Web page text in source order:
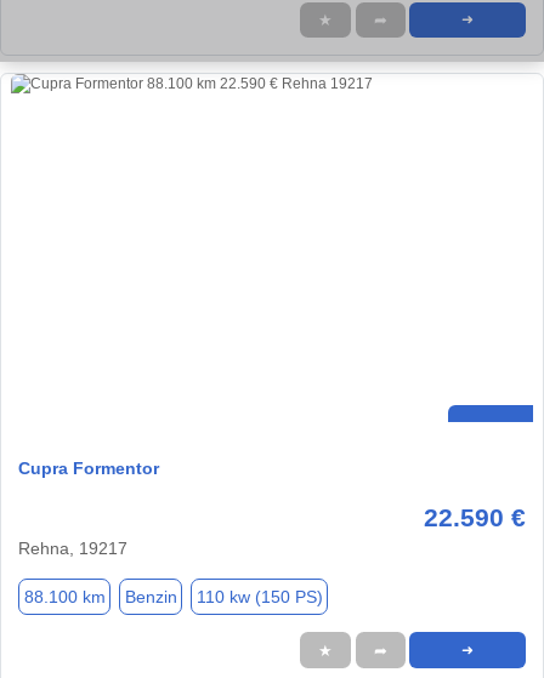
★ ➦ ➜
Cupra Formentor
22.590 €
Rehna, 19217
88.100 km Benzin 110 kw (150 PS)
★ ➦ ➜